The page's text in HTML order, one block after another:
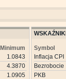
Minimum
1.0843
4.3870
1.0905
Symbol
Inflacja CPI
Bezrobocie
PKB